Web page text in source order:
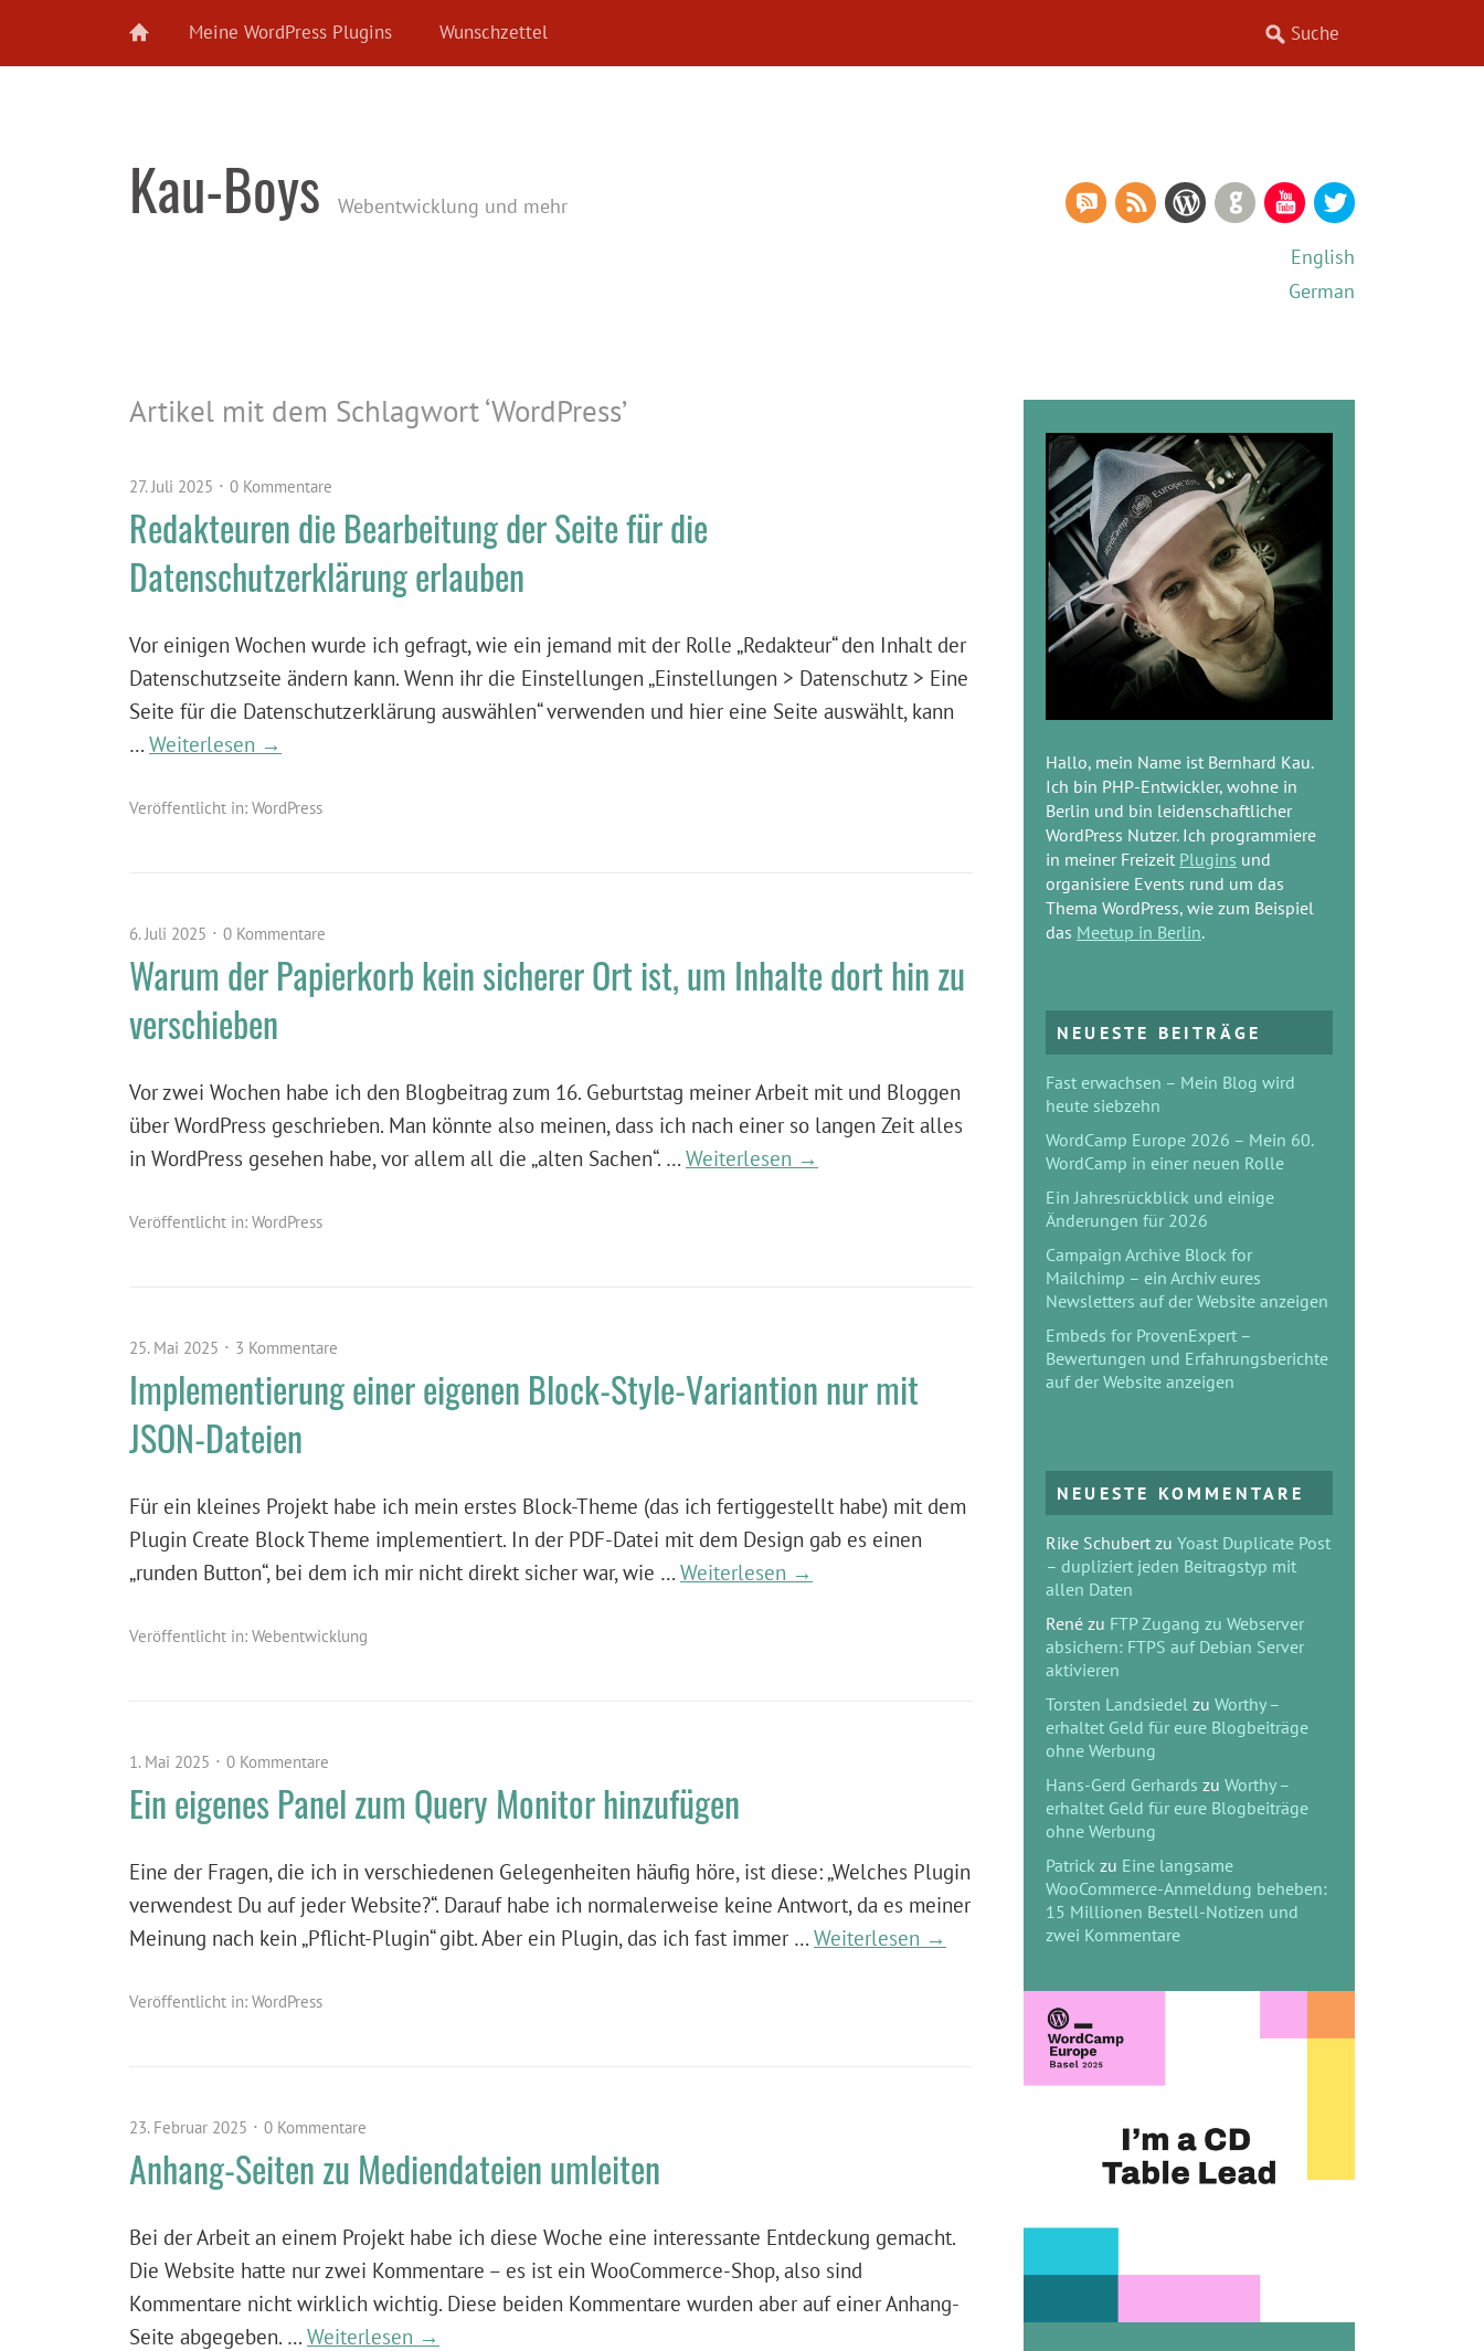
Meine WordPress Plugins Wunschzettel
Kau-Boys Webentwicklung und mehr YouTube
GitHub
WordPress
RSS Feed
RSS Comments
English
German
Artikel mit dem Schlagwort ‘WordPress’
27. Juli 2025 0 Kommentare
Redakteuren die Bearbeitung der Seite für die
Datenschutzerklärung erlauben
Vor einigen Wochen wurde ich gefragt, wie ein jemand mit der Rolle „Redakteur“ den Inhalt der
Datenschutzseite ändern kann. Wenn ihr die Einstellungen „Einstellungen > Datenschutz > Eine
Seite für die Datenschutzerklärung auswählen“ verwenden und hier eine Seite auswählt, kann
… Weiterlesen →
Veröffentlicht in: WordPress
6. Juli 2025 0 Kommentare
Warum der Papierkorb kein sicherer Ort ist, um Inhalte dort hin zu
verschieben
Vor zwei Wochen habe ich den Blogbeitrag zum 16. Geburtstag meiner Arbeit mit und Bloggen
über WordPress geschrieben. Man könnte also meinen, dass ich nach einer so langen Zeit alles
in WordPress gesehen habe, vor allem all die „alten Sachen“. … Weiterlesen →
Veröffentlicht in: WordPress
25. Mai 2025 3 Kommentare
Implementierung einer eigenen Block-Style-Variantion nur mit
JSON-Dateien
Für ein kleines Projekt habe ich mein erstes Block-Theme (das ich fertiggestellt habe) mit dem
Plugin Create Block Theme implementiert. In der PDF-Datei mit dem Design gab es einen
„runden Button“, bei dem ich mir nicht direkt sicher war, wie … Weiterlesen →
Veröffentlicht in: Webentwicklung
1. Mai 2025 0 Kommentare
Ein eigenes Panel zum Query Monitor hinzufügen
Eine der Fragen, die ich in verschiedenen Gelegenheiten häufig höre, ist diese: „Welches Plugin
verwendest Du auf jeder Website?“. Darauf habe ich normalerweise keine Antwort, da es meiner
Meinung nach kein „Pflicht-Plugin“ gibt. Aber ein Plugin, das ich fast immer … Weiterlesen →
Veröffentlicht in: WordPress
23. Februar 2025 0 Kommentare
Anhang-Seiten zu Mediendateien umleiten
Bei der Arbeit an einem Projekt habe ich diese Woche eine interessante Entdeckung gemacht.
Die Website hatte nur zwei Kommentare – es ist ein WooCommerce-Shop, also sind
Kommentare nicht wirklich wichtig. Diese beiden Kommentare wurden aber auf einer Anhang-
Seite abgegeben. … Weiterlesen →
Hallo, mein Name ist Bernhard Kau.
Ich bin PHP-Entwickler, wohne in
Berlin und bin leidenschaftlicher
WordPress Nutzer. Ich programmiere
in meiner Freizeit Plugins und
organisiere Events rund um das
Thema WordPress, wie zum Beispiel
das Meetup in Berlin.
NEUESTE BEITRÄGE
Fast erwachsen – Mein Blog wird
heute siebzehn
WordCamp Europe 2026 – Mein 60.
WordCamp in einer neuen Rolle
Ein Jahresrückblick und einige
Änderungen für 2026
Campaign Archive Block for
Mailchimp – ein Archiv eures
Newsletters auf der Website anzeigen
Embeds for ProvenExpert –
Bewertungen und Erfahrungsberichte
auf der Website anzeigen
NEUESTE KOMMENTARE
Rike Schubert zu Yoast Duplicate Post
– dupliziert jeden Beitragstyp mit
allen Daten
René zu FTP Zugang zu Webserver
absichern: FTPS auf Debian Server
aktivieren
Torsten Landsiedel zu Worthy –
erhaltet Geld für eure Blogbeiträge
ohne Werbung
Hans-Gerd Gerhards zu Worthy –
erhaltet Geld für eure Blogbeiträge
ohne Werbung
Patrick zu Eine langsame
WooCommerce-Anmeldung beheben:
15 Millionen Bestell-Notizen und
zwei Kommentare